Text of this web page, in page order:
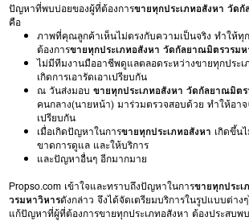
ปัญหาที่พบบ่อยของผู้ที่ต้องการขายทุกประเภทอสังหา วัด
คือ
ภาพที่คุณลูกค้าเห็นไม่ตรงกับความเป็นจริง ทำให้ทุ
ต้องการขายทุกประเภทอสังหา วัดกัลยาณมิตรวรม
ไม่มีทีมงานมืออาชีพดูแลตลอดระหว่างขายทุกประเ
เกิดการเอารัดเอาเปรียบกัน
ณ วันส่งมอบขายทุกประเภทอสังหา วัดกัลยาณมิต
คนกลาง(นายหน้า) มาร่วมตรวจสอบด้วย ทำให้อาจ
เปรียบกัน
เมื่อเกิดปัญหาในการขายทุกประเภทอสังหา เกิดขึ้น
ขาดการดูแล และให้บริการ
และปัญหาอื่นๆ อีกมากมาย
Propso.com เข้าใจและทราบถึงปัญหาในการขายทุกประ
วรมหาวิหารดังกล่าว จึงได้จัดเตรียมบริการในรูปแบบต่าง
แก้ปัญหาที่ผู้ที่ต้องการขายทุกประเภทอสังหา ต้องประสบพ